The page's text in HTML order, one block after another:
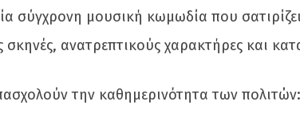
σύγχρονη μουσική κωμωδία που
ανατρεπτικούς χαρακτήρες και
την καθημερινότητα των πολιτών: